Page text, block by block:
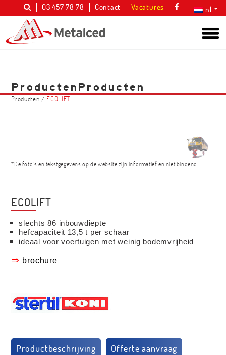
03 457 78 78 Contact Vacatures nl
ProductenProducten
Producten / ECOLIFT
*De foto's en tekstgegevens op de website zijn informatief en niet bindend.
ECOLIFT
slechts 86 inbouwdiepte
hefcapaciteit 13,5 t per schaar
ideaal voor voertuigen met weinig bodemvrijheid
⇒ brochure
Productbeschrijving